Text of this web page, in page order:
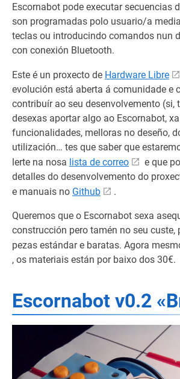
Escornabot pode executar secuencias
son programadas polo usuario/a
teclas ou introducindo comandos nun
con conexión Bluetooth.
Este é un proxecto de Hardware Libre
evolución está aberta á comunidade e
contribuír ao seu desenvolvemento (si,
desexas aportar algo ao Escornabot,
funcionalidades, melloras no deseño,
utilización… tes que saber que
lerte na nosa lista de correo
e que
detalles do desenvolvemento do
e manuais no Github .
Queremos que o Escornabot sexa
construcción pero tamén no seu custe,
pezas estándar e baratas. Agora
, os materiais están por baixo dos 30€.
Escornabot v0.2